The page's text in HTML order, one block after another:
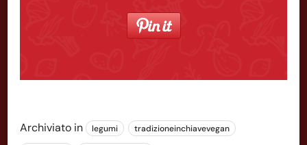
Archiviato in legumi tradizioneinchiavevegan